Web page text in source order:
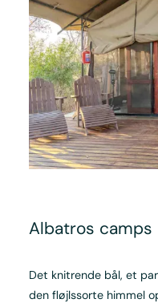
Albatros
Det knitrende bål, et
den fløjlssorte himmel